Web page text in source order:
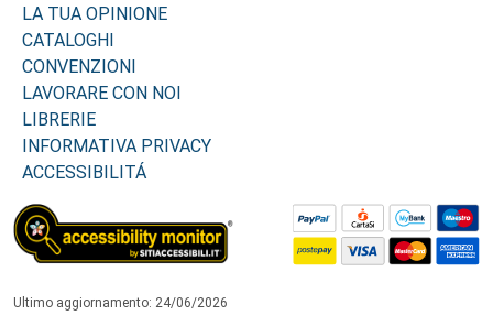
LA TUA OPINIONE
CATALOGHI
CONVENZIONI
LAVORARE CON NOI
LIBRERIE
INFORMATIVA PRIVACY
ACCESSIBILITÁ
Ultimo aggiornamento: 24/06/2026